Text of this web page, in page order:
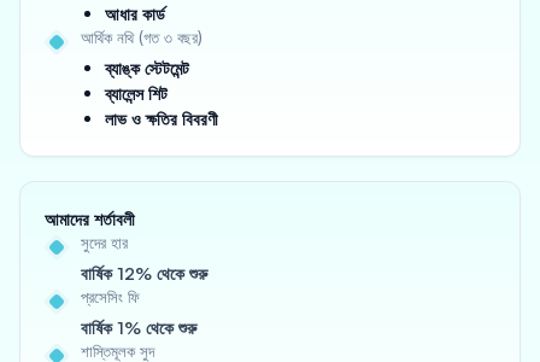
আধার কার্ড
আর্থিক নথি (গত ৩ বছর)
ব্যাঙ্ক স্টেটমেন্ট
ব্যালেন্স শিট
লাভ ও ক্ষতির বিবরণী
আমাদের শর্তাবলী
সুদের হার
বার্ষিক 12% থেকে শুরু
প্রসেসিং ফি
বার্ষিক 1% থেকে শুরু
শাস্তিমূলক সুদ